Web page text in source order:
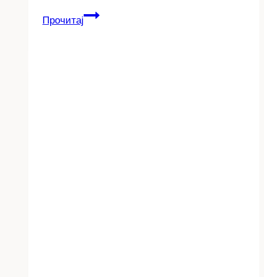
ПрочитајНово